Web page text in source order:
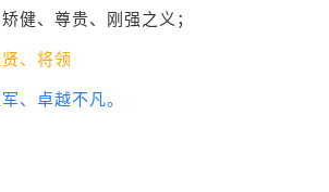
健、尊贵、刚强之义；
、将领
、卓越不凡。